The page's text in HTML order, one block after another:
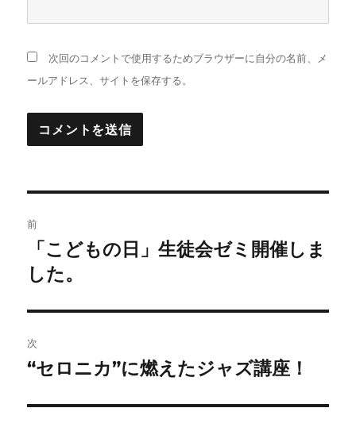
次回のコメントで使用するためブラウザーに自分の名前、メ
ールアドレス、サイトを保存する。
稿
ナ
ビ
ゲ
ー
シ
前
前
の
稿:
「こどもの日」生徒会ゼミ開催しま
した。
次
次
投
“セロニカ”に燃えたジャズ講座！